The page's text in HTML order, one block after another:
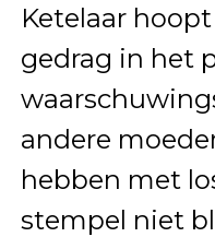
Ketelaar
gedrag in het
andere
hebben met
stempel niet